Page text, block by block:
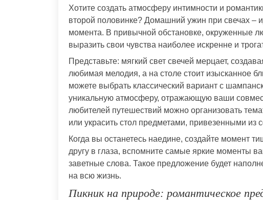
Хотите создать атмосферу интимности и
второй половинке? Домашний ужин при свечах –
момента. В привычной обстановке, окруженные
выразить свои чувства наиболее искренне и
Представьте: мягкий свет свечей мерцает,
любимая мелодия, а на столе стоит изысканное
можете выбрать классический вариант с
уникальную атмосферу, отражающую ваши
любителей путешествий можно организовать
или украсить стол предметами, привезенными из
Когда вы останетесь наедине, создайте момент
другу в глаза, вспомните самые яркие моменты
заветные слова. Такое предложение будет
на всю жизнь.
Пикник на природе: романтическое